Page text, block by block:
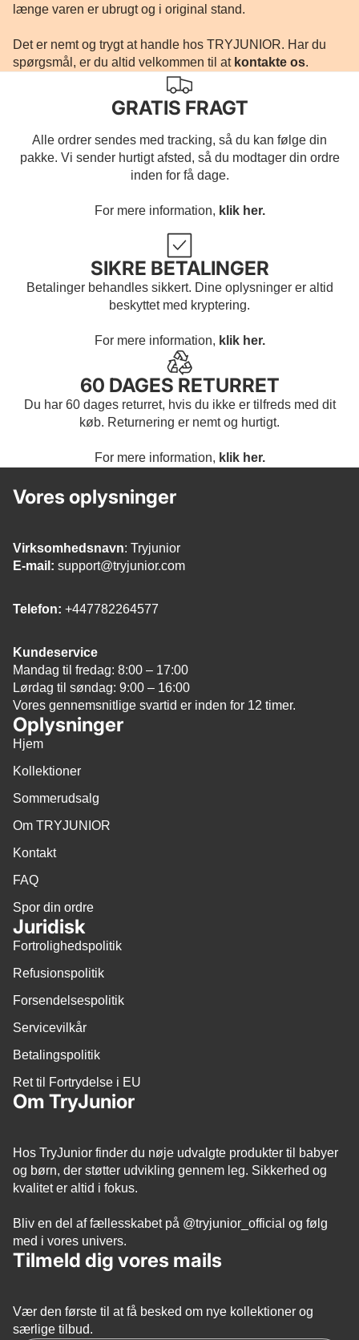
længe varen er ubrugt og i original stand.
Det er nemt og trygt at handle hos TRYJUNIOR. Har du
spørgsmål, er du altid velkommen til at kontakte os.
GRATIS FRAGT
Alle ordrer sendes med tracking, så du kan følge din
pakke. Vi sender hurtigt afsted, så du modtager din ordre
inden for få dage.
For mere information, klik her.
SIKRE BETALINGER
Betalinger behandles sikkert. Dine oplysninger er altid
beskyttet med kryptering.
For mere information, klik her.
60 DAGES RETURRET
Du har 60 dages returret, hvis du ikke er tilfreds med dit
køb. Returnering er nemt og hurtigt.
For mere information, klik her.
Vores oplysninger
Virksomhedsnavn: Tryjunior
E-mail: support@tryjunior.com
Telefon: +447782264577
Kundeservice
Mandag til fredag: 8:00 – 17:00
Lørdag til søndag: 9:00 – 16:00
Vores gennemsnitlige svartid er inden for 12 timer.
Oplysninger
Hjem
Kollektioner
Sommerudsalg
Om TRYJUNIOR
Kontakt
FAQ
Spor din ordre
Juridisk
Fortrolighedspolitik
Refusionspolitik
Forsendelsespolitik
Servicevilkår
Betalingspolitik
Ret til Fortrydelse i EU
Om TryJunior
Hos TryJunior finder du nøje udvalgte produkter til babyer
og børn, der støtter udvikling gennem leg. Sikkerhed og
kvalitet er altid i fokus.
Bliv en del af fællesskabet på @tryjunior_official og følg
med i vores univers.
Tilmeld dig vores mails
Vær den første til at få besked om nye kollektioner og
særlige tilbud.
Politik om beskyttelse af persondata